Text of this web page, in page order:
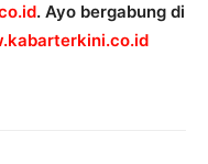
. Ayo bergabung di